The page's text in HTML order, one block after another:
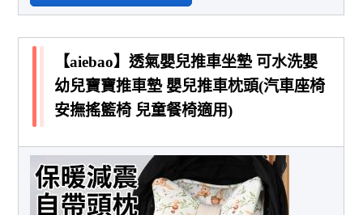
【aiebao】透氣嬰兒推車坐墊 可水洗嬰
幼兒寶寶推車墊 嬰兒推車枕頭(汽車座椅
安撫搖籃椅 兒童餐椅適用)